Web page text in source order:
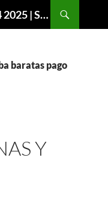
Chandal Atletico de Madrid 2024 2025 | SuperVigo
baratas pago
Y